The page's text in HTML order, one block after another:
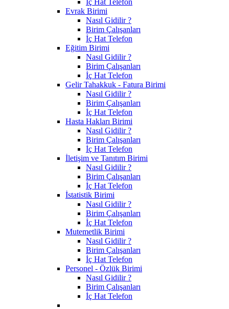
Evrak Birimi
Nasıl Gidilir ?
Birim Çalışanları
İç Hat Telefon
Eğitim Birimi
Nasıl Gidilir ?
Birim Çalışanları
İç Hat Telefon
Gelir Tahakkuk - Fatura Birimi
Nasıl Gidilir ?
Birim Çalışanları
İç Hat Telefon
Hasta Hakları Birimi
Nasıl Gidilir ?
Birim Çalışanları
İç Hat Telefon
İletişim ve Tanıtım Birimi
Nasıl Gidilir ?
Birim Çalışanları
İç Hat Telefon
İstatistik Birimi
Nasıl Gidilir ?
Birim Çalışanları
İç Hat Telefon
Mutemetlik Birimi
Nasıl Gidilir ?
Birim Çalışanları
İç Hat Telefon
Personel - Özlük Birimi
Nasıl Gidilir ?
Birim Çalışanları
İç Hat Telefon